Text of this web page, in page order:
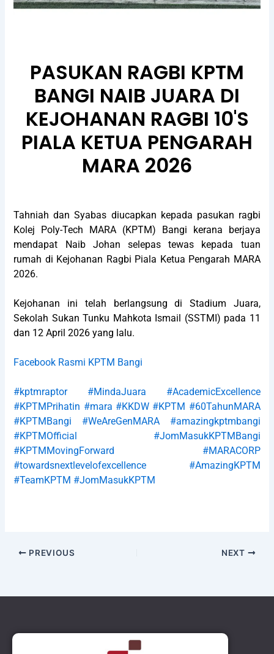
PASUKAN RAGBI KPTM
BANGI NAIB JUARA DI
KEJOHANAN RAGBI 10'S
PIALA KETUA PENGARAH
MARA 2026
Tahniah dan Syabas diucapkan kepada pasukan ragbi
Kolej Poly-Tech MARA (KPTM) Bangi kerana berjaya
mendapat Naib Johan selepas tewas kepada tuan
rumah di Kejohanan Ragbi Piala Ketua Pengarah MARA
2026.
Kejohanan ini telah berlangsung di Stadium Juara,
Sekolah Sukan Tunku Mahkota Ismail (SSTMI) pada 11
dan 12 April 2026 yang lalu.
Facebook Rasmi KPTM Bangi
#kptmraptor #MindaJuara
#AcademicExcellence
#KPTMPrihatin #mara #KKDW #KPTM #60TahunMARA
#KPTMBangi
#WeAreGenMARA
#amazingkptmbangi
#KPTMOfficial #JomMasukKPTMBangi
#KPTMMovingForward
#MARACORP
#towardsnextlevelofexcellence #AmazingKPTM
#TeamKPTM #JomMasukKPTM
PREVIOUS NEXT